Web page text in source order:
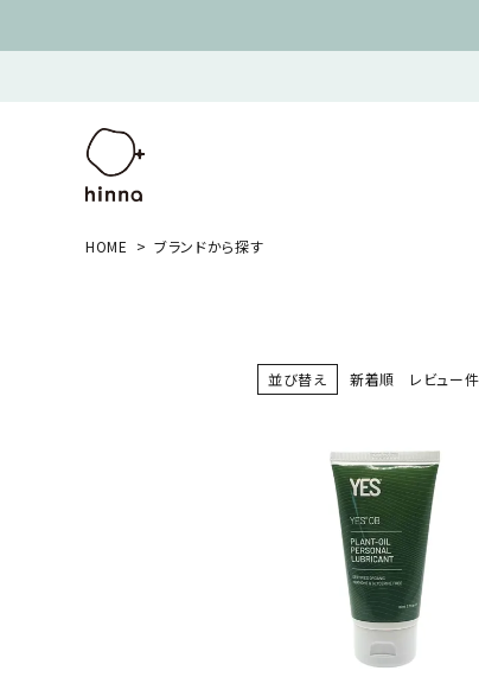
HOME ブランドから探す
並び替え 新着順 レビュー